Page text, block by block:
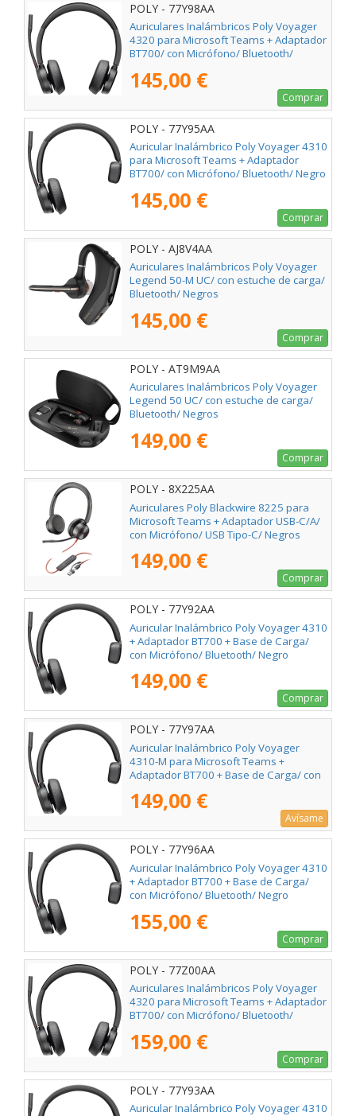
POLY - 77Y98AA
Auriculares Inalámbricos Poly Voyager
4320 para Microsoft Teams + Adaptador
BT700/ con Micrófono/ Bluetooth/
145,00 €
Comprar
POLY - 77Y95AA
Auricular Inalámbrico Poly Voyager 4310
para Microsoft Teams + Adaptador
BT700/ con Micrófono/ Bluetooth/ Negro
145,00 €
Comprar
POLY - AJ8V4AA
Auriculares Inalámbricos Poly Voyager
Legend 50-M UC/ con estuche de carga/
Bluetooth/ Negros
145,00 €
Comprar
POLY - AT9M9AA
Auriculares Inalámbricos Poly Voyager
Legend 50 UC/ con estuche de carga/
Bluetooth/ Negros
149,00 €
Comprar
POLY - 8X225AA
Auriculares Poly Blackwire 8225 para
Microsoft Teams + Adaptador USB-C/A/
con Micrófono/ USB Tipo-C/ Negros
149,00 €
Comprar
POLY - 77Y92AA
Auricular Inalámbrico Poly Voyager 4310
+ Adaptador BT700 + Base de Carga/
con Micrófono/ Bluetooth/ Negro
149,00 €
Comprar
POLY - 77Y97AA
Auricular Inalámbrico Poly Voyager
4310-M para Microsoft Teams +
Adaptador BT700 + Base de Carga/ con
149,00 €
Avísame
POLY - 77Y96AA
Auricular Inalámbrico Poly Voyager 4310
+ Adaptador BT700 + Base de Carga/
con Micrófono/ Bluetooth/ Negro
155,00 €
Comprar
POLY - 77Z00AA
Auriculares Inalámbricos Poly Voyager
4320 para Microsoft Teams + Adaptador
BT700/ con Micrófono/ Bluetooth/
159,00 €
Comprar
POLY - 77Y93AA
Auricular Inalámbrico Poly Voyager 4310